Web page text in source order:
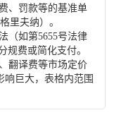
、罚款等的基准单
里夫纳）。
如第5655号法律
规费或简化支付。
翻译费等市场定价
巨大，表格内范围